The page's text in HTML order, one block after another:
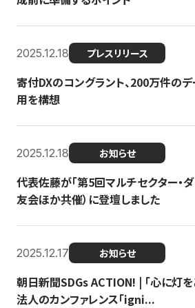
2025.12.18 プレスリリース
寄付DXのコングラント、200万件の
用を構想
2025.12.18 お知らせ
代表佐藤が「第5回マルチセクター・
友会ほか共催）に登壇しました
2025.12.17 お知らせ
朝日新聞SDGs ACTION! | 「心に灯を
法人のカンファレンス「igni...